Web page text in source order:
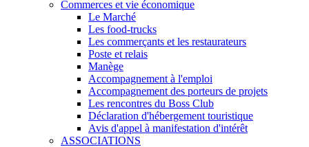
Commerces et vie économique
Le Marché
Les food-trucks
Les commerçants et les restaurateurs
Poste et relais
Manège
Accompagnement à l'emploi
Accompagnement des porteurs de projets
Les rencontres du Boss Club
Déclaration d'hébergement touristique
Avis d'appel à manifestation d'intérêt
ASSOCIATIONS